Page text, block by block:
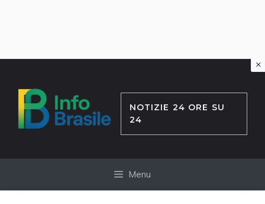
contenuto
NOTIZIE 24 ORE SU
24
Menu
×